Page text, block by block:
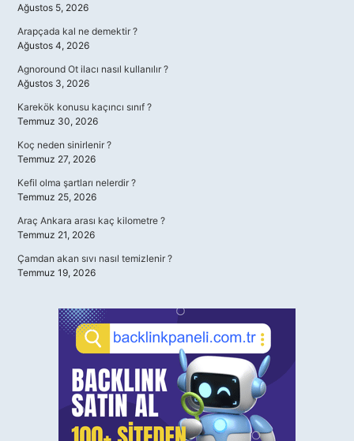
Ağustos 5, 2026
Arapçada kal ne demektir ?
Ağustos 4, 2026
Agnoround Ot ilacı nasıl kullanılır ?
Ağustos 3, 2026
Karekök konusu kaçıncı sınıf ?
Temmuz 30, 2026
Koç neden sinirlenir ?
Temmuz 27, 2026
Kefil olma şartları nelerdir ?
Temmuz 25, 2026
Araç Ankara arası kaç kilometre ?
Temmuz 21, 2026
Çamdan akan sıvı nasıl temizlenir ?
Temmuz 19, 2026